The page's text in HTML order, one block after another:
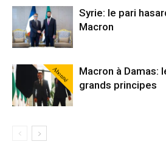
Syrie: le pari
Macron
Abonné
Macron à Damas:
grands principes